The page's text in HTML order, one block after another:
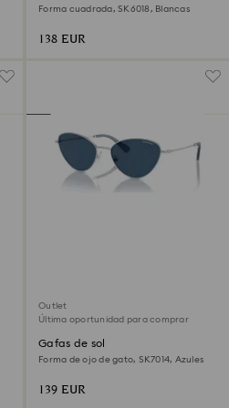
Forma cuadrada, SK6018, Blancas
138 EUR
Outlet
Última oportunidad para comprar
Gafas de sol
Forma de ojo de gato, SK7014, Azules
139 EUR